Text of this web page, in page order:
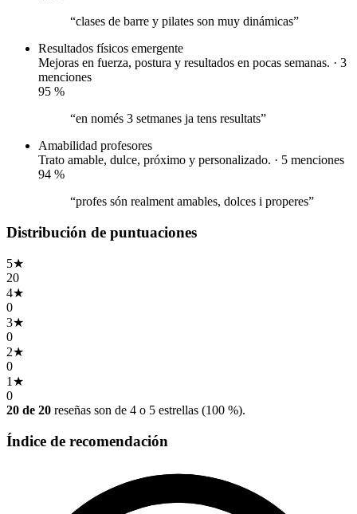
“clases de barre y pilates son muy dinámicas”
Resultados físicos emergente
Mejoras en fuerza, postura y resultados en pocas semanas. · 3
menciones
95 %
“en només 3 setmanes ja tens resultats”
Amabilidad profesores
Trato amable, dulce, próximo y personalizado. · 5 menciones
94 %
“profes són realment amables, dolces i properes”
Distribución de puntuaciones
5★
20
4★
0
3★
0
2★
0
1 ★
0
20 de 20 reseñas son de 4 o 5 estrellas (100 %).
Índice de recomendación